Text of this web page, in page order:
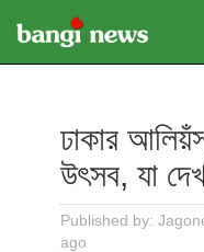
ঢাকার
উৎসব, যা
Published by:
ago